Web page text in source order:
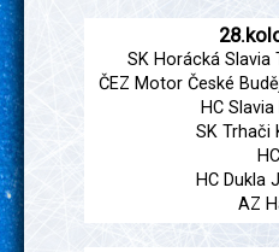
SK Horácká Slavia
ČEZ Motor České
HC
SK Trhači
HC Dukla
AZ